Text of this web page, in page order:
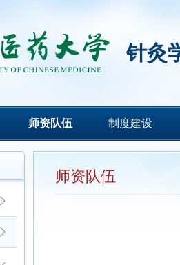
针灸
师资队伍 制度建设
师资队伍